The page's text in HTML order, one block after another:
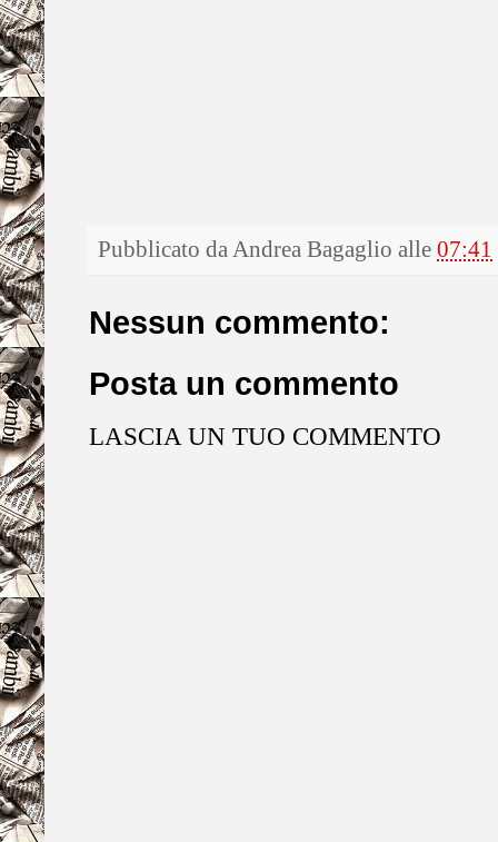
Pubblicato daAndrea Bagaglio alle 07:41
Nessun commento:
Posta un commento
LASCIA UN TUO COMMENTO